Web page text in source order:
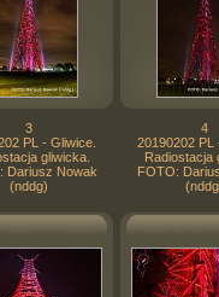
3
PL - Gliwice.
gliwicka.
Dariusz Nowak
(nddg)
4
20190202 PL
Radiostacja
FOTO: